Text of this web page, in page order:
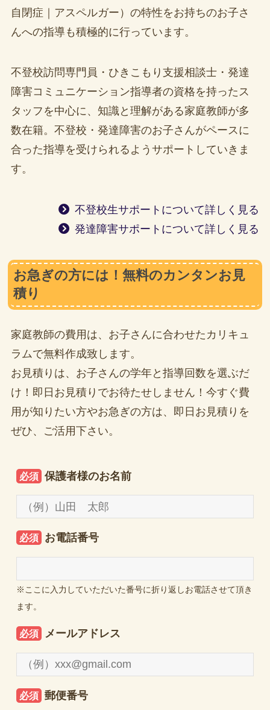
自閉症｜アスペルガー）の特性をお持ちのお子さ
んへの指導も積極的に行っています。
不登校訪問専門員・ひきこもり支援相談士・発達
障害コミュニケーション指導者の資格を持ったス
タッフを中心に、知識と理解がある家庭教師が多
数在籍。不登校・発達障害のお子さんがペースに
合った指導を受けられるようサポートしていきま
す。
不登校生サポートについて詳しく見る
発達障害サポートについて詳しく見る
お急ぎの方には！無料のカンタンお見
積り
家庭教師の費用は、お子さんに合わせたカリキュ
ラムで無料作成致します。
お見積りは、お子さんの学年と指導回数を選ぶだ
け！即日お見積りでお待たせしません！今すぐ費
用が知りたい方やお急ぎの方は、即日お見積りを
ぜひ、ご活用下さい。
必須 保護者様のお名前
必須 お電話番号
※ここに入力していただいた番号に折り返しお電話させて頂き
ます。
必須 メールアドレス
必須 郵便番号